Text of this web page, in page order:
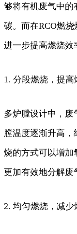
够将有机废气中的
碳。而在RCO燃
进一步提高燃烧效
1. 分段燃烧，提高
多炉膛设计中，废
膛温度逐渐升高，
烧的方式可以增加
更加有效地分解废
2. 均匀燃烧，减少